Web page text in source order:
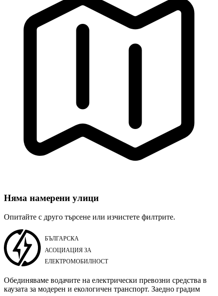
Няма намерени улици
Опитайте с друго търсене или изчистете филтрите.
Обединяваме водачите на електрически превозни средства в
каузата за модерен и екологичен транспорт. Заедно градим